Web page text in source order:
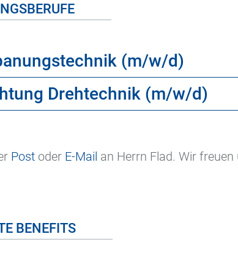
(m/w/d)
Drehtechnik (m/w/d)
Post oder E-Mail an Herrn Flad. Wir
BENEFITS